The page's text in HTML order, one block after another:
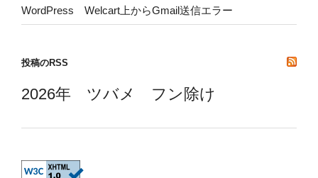
WordPress Welcart上からGmail送信エラー
投稿のRSS
2026年 ツバメ フン除け